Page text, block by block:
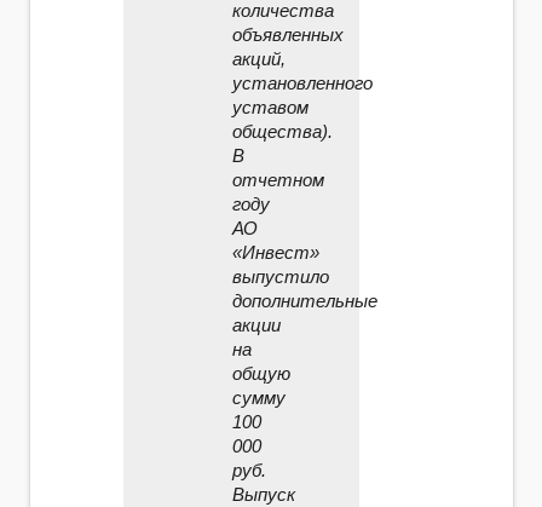
количества
объявленных
акций,
установленного
уставом
общества).
В
отчетном
году
АО
«Инвест»
выпустило
дополнительные
акции
на
общую
сумму
100
000
руб.
Выпуск